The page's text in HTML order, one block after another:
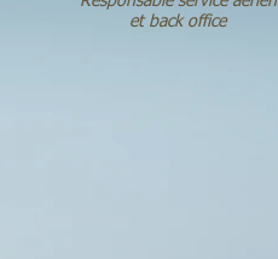
et back office